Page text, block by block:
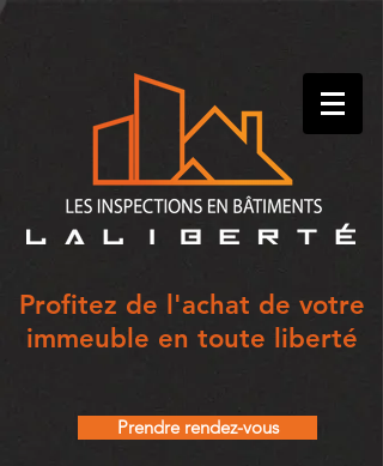
Prendre rendez-vous
Profitez de l'achat de votre
immeuble en toute liberté